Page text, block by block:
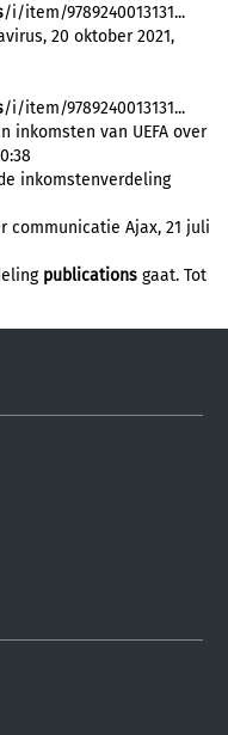
/i/item/9789240013131...
20 oktober 2021,
/i/item/9789240013131...
inkomsten van UEFA over
inkomstenverdeling
communicatie Ajax, 21 juli
publications gaat. Tot